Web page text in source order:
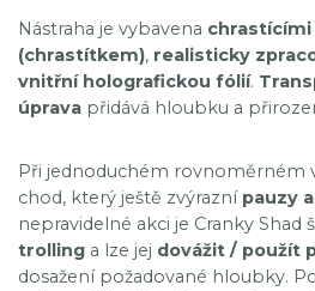
Nástraha je vybavena
(chrastítkem), realisticky
vnitřní holografickou fólií.
úprava přidává hloubku a
Při jednoduchém rovnoměrném
chod, který ještě zvýrazní pauzy
nepravidelné akci je Cranky Shad
trolling a lze jej dovážit / použít
dosažení požadované hloubky.